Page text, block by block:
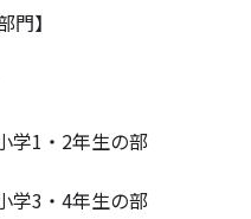
門】
学1・2年生の部
学3・4年生の部